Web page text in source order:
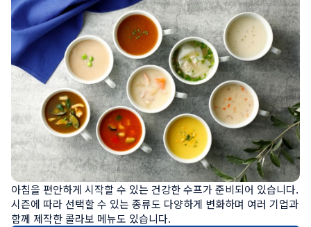
아침을 편안하게 시작할 수 있는 건강한 수프가 준비되어 있습니다.
시즌에 따라 선택할 수 있는 종류도 다양하게 변화하며 여러 기업과
함께 제작한 콜라보 메뉴도 있습니다.